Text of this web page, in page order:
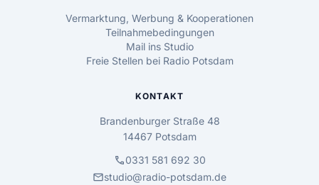
Vermarktung, Werbung & Kooperationen
Teilnahmebedingungen
Mail ins Studio
Freie Stellen bei Radio Potsdam
KONTAKT
Brandenburger Straße 48
14467 Potsdam
call0331 581 692 30
mailstudio@radio-potsdam.de